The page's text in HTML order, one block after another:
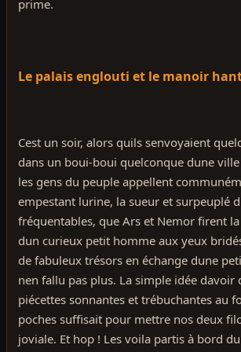
prime.
Le palais englouti et le manoir
Cest un soir, alors quils senvoyaient
dans un boui-boui quelconque dune
les gens du peuple appellent
empestant lurine, la sueur et surpeuplé
fréquentables, que Ars et Nemor firent
dun curieux petit homme aux yeux
de fabuleux trésors en échange dune
nen fallu pas plus. La simple idée davoir
piécettes sonnantes et trébuchantes au
poches suffisait pour mettre nos deux
joviale. Et hop ! Les voila partis à bord